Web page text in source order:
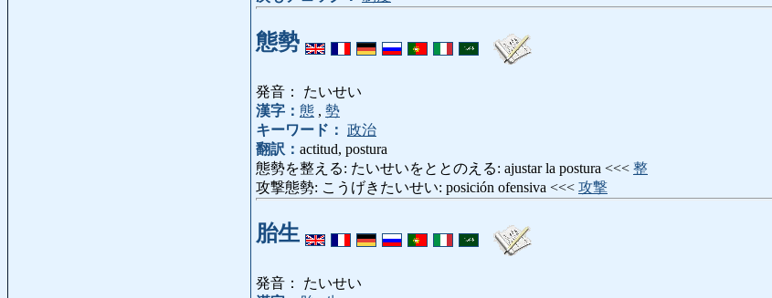
態勢
発音： たいせい
漢字： 態 , 勢
キーワード： 政治
翻訳： actitud, postura
態勢を整える: たいせいをととのえる: ajustar la postura <<< 整
攻撃態勢: こうげきたいせい: posición ofensiva <<< 攻撃
胎生
発音： たいせい